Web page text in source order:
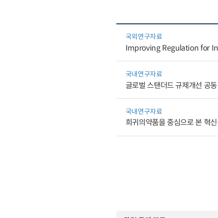
국외연구자료
Improving Regulation for
국내연구자료
글로벌 스탠더드 규제개선 공
국내연구자료
희귀의약품을 중심으로 본 혁